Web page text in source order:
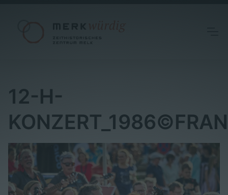
12-H-